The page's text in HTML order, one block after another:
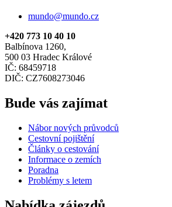
mundo@mundo.cz
+420 773 10 40 10
Balbínova 1260,
500 03 Hradec Králové
IČ: 68459718
DIČ: CZ7608273046
Bude vás zajímat
Nábor nových průvodců
Cestovní pojištění
Články o cestování
Informace o zemích
Poradna
Problémy s letem